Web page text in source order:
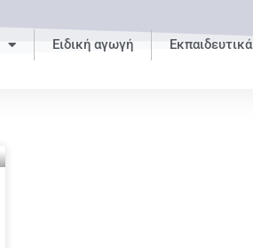
Ειδική αγωγή Εκπαιδευτικά